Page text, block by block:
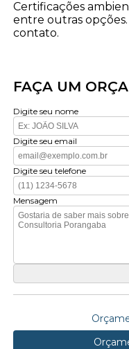
Certificações
entre outras
contato.
FAÇA UM
Digite seu nome
Digite seu email
Digite seu telefone
Mensagem